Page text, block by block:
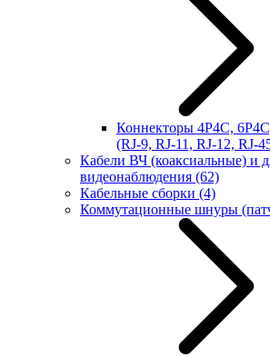
Коннекторы 4P4C,
(RJ-9, RJ-11, RJ-12, RJ-
Кабели ВЧ (коаксиальные) и
видеонаблюдения (62)
Кабельные сборки (4)
Коммутационные шнуры